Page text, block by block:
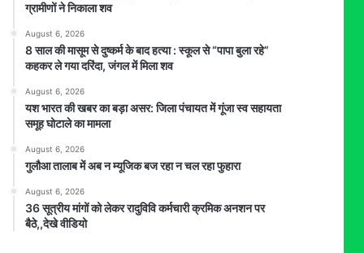
ग्रामीणों ने निकाला शव
August 6, 2026
8 साल की मासूम से दुष्कर्म के बाद हत्या : स्कूल से “पापा बुला रहे”
कहकर ले गया दरिंदा, जंगल में मिला शव
August 6, 2026
यश भारत की खबर का बड़ा असर: जिला पंचायत में गूंजा स्व सहायता
समूह घोटाले का मामला
August 6, 2026
गुलौआ तालाब में अब न म्यूजिक बज रहा न चल रहा फुहारा
August 6, 2026
36 सूत्रीय मांगों को लेकर रादुविवि कर्मचारी क्रमिक अनशन पर
बैठे,,देखे वीडियो